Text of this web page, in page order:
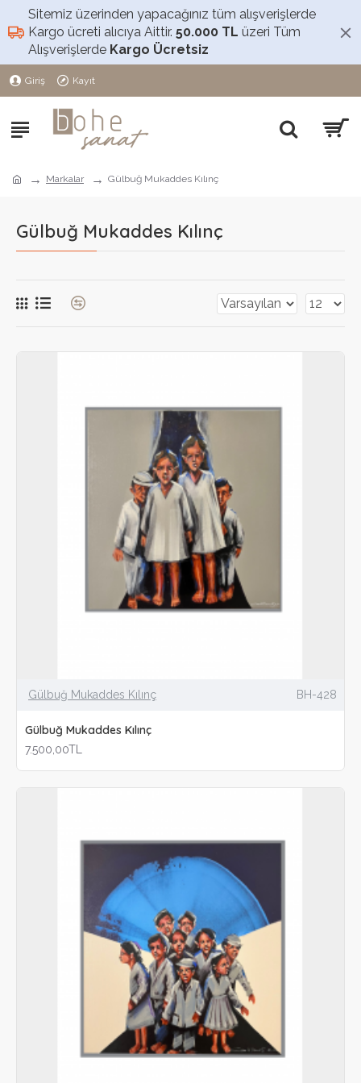
Sitemiz üzerinden yapacağınız tüm alışverişlerde
Kargo ücreti alıcıya Aittir. 50.000 TL üzeri Tüm
Alışverişlerde Kargo Ücretsiz
Giriş Kayıt
Markalar Gülbuğ Mukaddes Kılınç
Gülbuğ Mukaddes Kılınç
Gülbuğ Mukaddes Kılınç BH-428
Gülbuğ Mukaddes Kılınç
7.500,00TL